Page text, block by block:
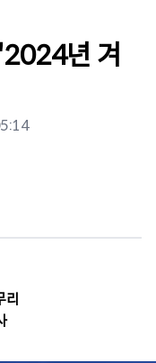
년 겨
리